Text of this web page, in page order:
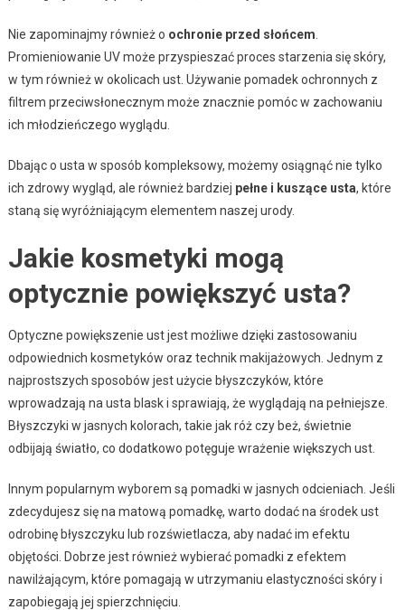
Nie zapominajmy również o ochronie przed słońcem
Promieniowanie UV może przyspieszać proces starzenia się skóry,
w tym również w okolicach ust. Używanie pomadek ochronnych z
filtrem przeciwsłonecznym może znacznie pomóc w zachowaniu
ich młodzieńczego wyglądu.
Dbając o usta w sposób kompleksowy, możemy osiągnąć nie tylko
ich zdrowy wygląd, ale również bardziej pełne i kuszące usta, które
staną się wyróżniającym elementem naszej urody.
Jakie kosmetyki mogą
optycznie powiększyć usta?
Optyczne powiększenie ust jest możliwe dzięki zastosowaniu
odpowiednich kosmetyków oraz technik makijażowych. Jednym z
najprostszych sposobów jest użycie błyszczyków, które
wprowadzają na usta blask i sprawiają, że wyglądają na pełniejsze.
Błyszczyki w jasnych kolorach, takie jak róż czy beż, świetnie
odbijają światło, co dodatkowo potęguje wrażenie większych ust.
Innym popularnym wyborem są pomadki w jasnych odcieniach. Jeśli
zdecydujesz się na matową pomadkę, warto dodać na środek ust
odrobinę błyszczyku lub rozświetlacza, aby nadać im efektu
objętości. Dobrze jest również wybierać pomadki z efektem
nawilżającym, które pomagają w utrzymaniu elastyczności skóry i
zapobiegają jej spierzchnięciu.